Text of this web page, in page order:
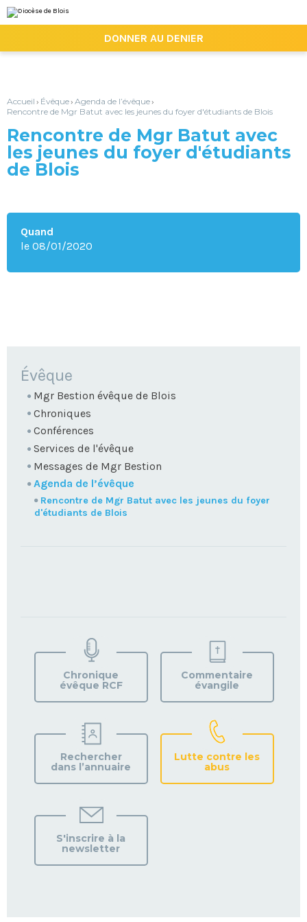
au
contenu.
la
personnels
DONNER AU DENIER
Accueil › Évêque› Agenda de l’évêque›
Rencontre de Mgr Batut avec les jeunes du foyer d'étudiants de Blois
Rencontre de Mgr Batut avec
les jeunes du foyer d'étudiants
de Blois
Quand
le 08/01/2020
NAVIGATION
Évêque
Mgr Bestion évêque de Blois
Chroniques
Conférences
Services de l'évêque
Messages de Mgr Bestion
Agenda de l’évêque
Rencontre de Mgr Batut avec les jeunes du foyer
d'étudiants de Blois
VOTRE
PAROISSE
Chronique
évêque RCF
Commentaire
évangile
Rechercher
dans l’annuaire
Lutte contre les
abus
S'inscrire à la
newsletter